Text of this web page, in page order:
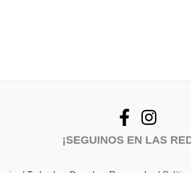
¡SEGUINOS EN LAS